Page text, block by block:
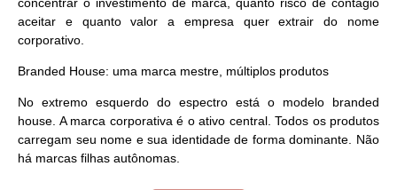
aceitar e quanto valor a empresa quer extrair do nome
corporativo.
Branded House: uma marca mestre, múltiplos produtos
No extremo esquerdo do espectro está o modelo branded
house. A marca corporativa é o ativo central. Todos os produtos
carregam seu nome e sua identidade de forma dominante. Não
há marcas filhas autônomas.